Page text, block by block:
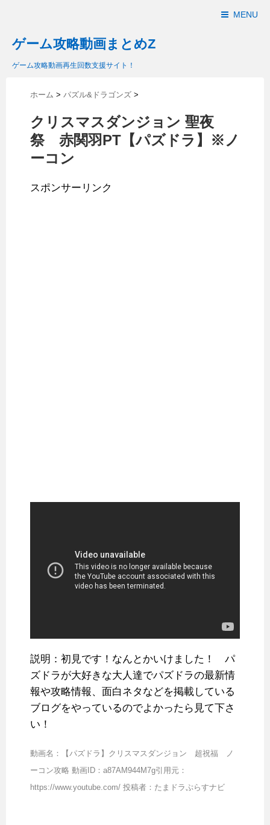
MENU
ゲーム攻略動画まとめZ
ゲーム攻略動画再生回数支援サイト！
ホーム > パズル&ドラゴンズ >
クリスマスダンジョン 聖夜
祭 赤関羽PT【パズドラ】※ノ
ーコン
スポンサーリンク
説明：初見です！なんとかいけました！ パ
ズドラが大好きな大人達でパズドラの最新情
報や攻略情報、面白ネタなどを掲載してい­る
ブログをやっているのでよかったら見て下さ
い！
動画名：【パズドラ】クリスマスダンジョン 超祝福 ノ
ーコン攻略 動画ID：a87AM944M7g引用元：
https://www.youtube.com/ 投稿者：たまドラぷらすナビ